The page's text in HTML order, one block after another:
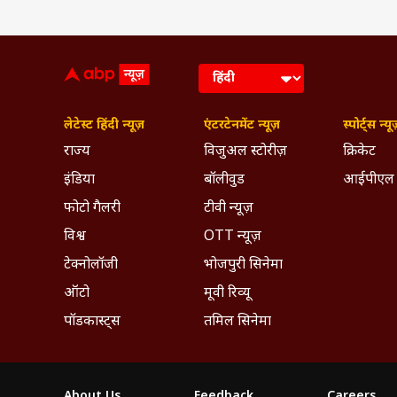
लेटेस्ट हिंदी न्यूज़
राज्य
इंडिया
फोटो गैलरी
विश्व
टेक्नोलॉजी
ऑटो
पॉडकास्ट्स
एंटरटेनमेंट न्यूज़
विजुअल स्टोरीज़
बॉलीवुड
टीवी न्यूज़
OTT न्यूज़
भोजपुरी सिनेमा
मूवी रिव्यू
तमिल सिनेमा
स्पोर्ट्स
क्रिकेट
आईपीएल